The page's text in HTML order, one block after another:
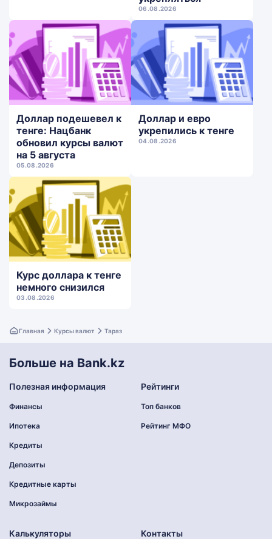
06.08.2026
Доллар подешевел к
тенге: Нацбанк
обновил курсы валют
на 5 августа
05.08.2026
Доллар и евро
укрепились к тенге
04.08.2026
Курс доллара к тенге
немного снизился
03.08.2026
Главная Курсы валют Тараз
Больше на Bank.kz
Полезная информация
Финансы
Ипотека
Кредиты
Депозиты
Кредитные карты
Микрозаймы
Рейтинги
Топ банков
Рейтинг МФО
Калькуляторы Контакты